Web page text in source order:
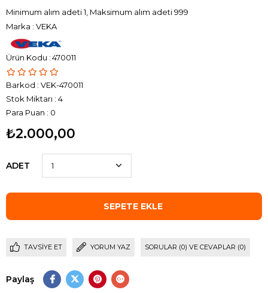
Minimum alım adeti 1, Maksimum alım adeti 999
Marka : VEKA
470011
Barkod : VEK-470011
Stok Miktarı : 4
Para Puan : 0
₺2.000,00
ADET
TAVSIYE ET YORUM YAZ SORULAR (0) VE CEVAPLAR (0)
Paylaş